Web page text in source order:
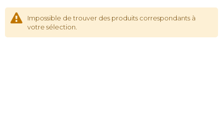
Impossible de trouver des produits correspondants à
votre sélection.